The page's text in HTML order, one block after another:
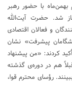
با حضور رهبر
شد. حضرت آیت‌الله
و فعالان اقتصادی
پیشرفت» نشان
کردند: «من پیشنهاد
هم در دوره‌ی گذشته
رؤسای محترم قوا،